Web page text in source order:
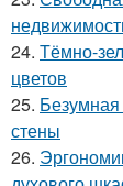
24. Тёмно-
цветов
25. Безумная
стены
26.